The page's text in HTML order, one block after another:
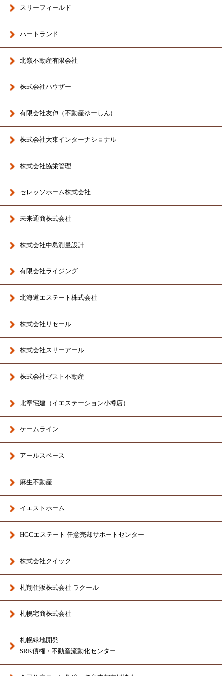
スリーフィールド
ハートランド
北嶺不動産有限会社
株式会社ハウザー
有限会社友伸（不動産ゆーしん）
株式会社大東インターナショナル
株式会社協栄管理
セレッソホーム株式会社
未来通商株式会社
株式会社中島測量設計
有限会社ライジング
北海道エステート株式会社
株式会社リセール
株式会社スリーアール
株式会社ゼスト不動産
北章宅建（イエステーション小樽店）
ケームライン
アールスペース
麻生不動産
イエストホーム
HGCエステート 任意売却サポートセンター
株式会社クイック
札翔住販株式会社 ラクール
札幌宅商株式会社
札幌緑地開発
SRK債権・不動産流動化センター